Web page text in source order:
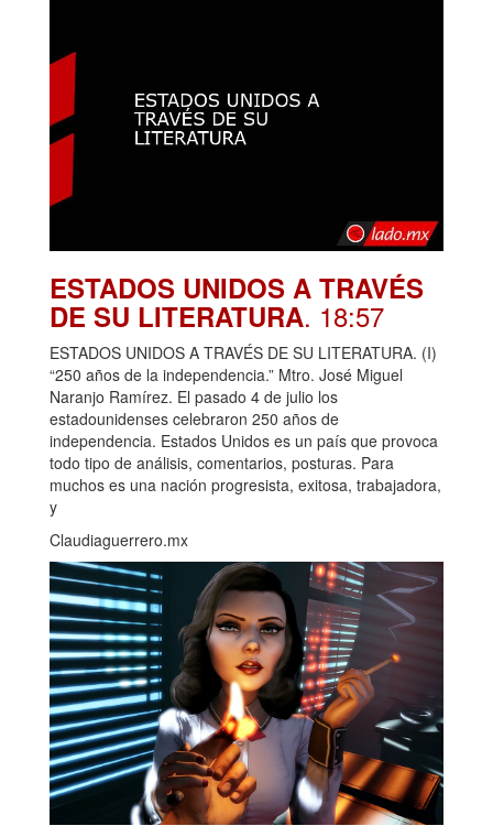
ESTADOS UNIDOS A TRAVÉS
DE SU LITERATURA. 18:57
ESTADOS UNIDOS A TRAVÉS DE SU LITERATURA. (I)
“250 años de la independencia.” Mtro. José Miguel
Naranjo Ramírez. El pasado 4 de julio los
estadounidenses celebraron 250 años de
independencia. Estados Unidos es un país que provoca
todo tipo de análisis, comentarios, posturas. Para
muchos es una nación progresista, exitosa, trabajadora,
y
Claudiaguerrero.mx